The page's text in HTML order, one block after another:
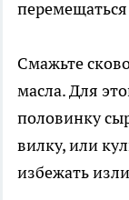
Смажьте
масла. Для
половинку
вилку, или
избежать